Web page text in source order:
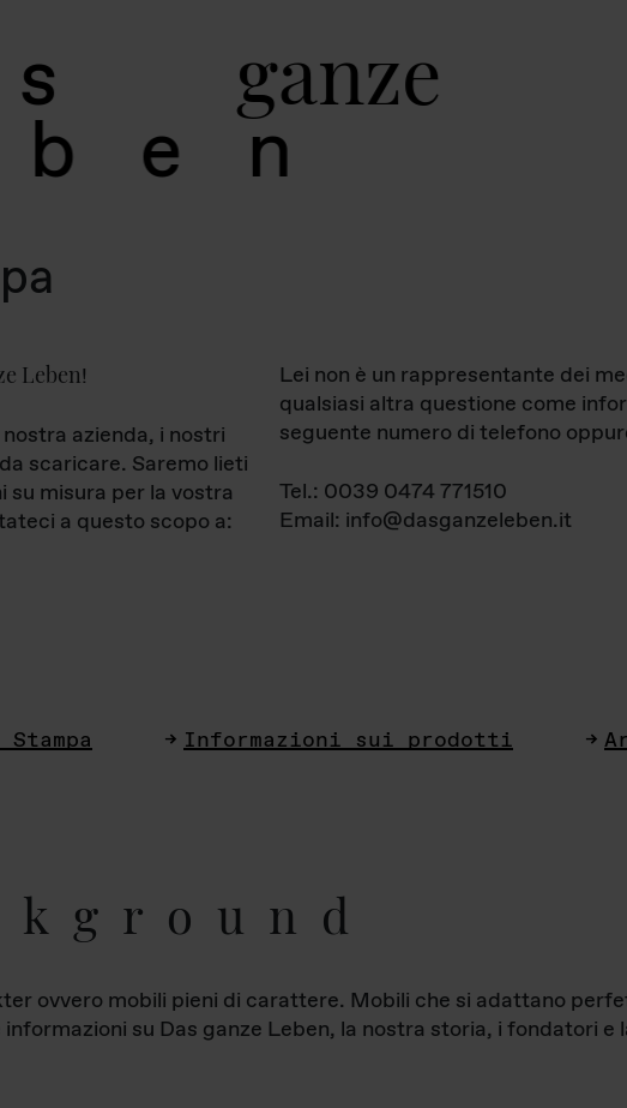
s ganz
b e
Leben!
azienda, i nostri
scaricare. Saremo lieti
misura per la vostra
a questo scopo a:
Lei non è un rappresentante dei
qualsiasi altra questione come
seguente numero di telefono
Tel.: 0039 0474 771510
Email: info@dasganzeleben.it
Informazioni sui prodotti
ovvero mobili pieni di carattere. Mobili che si adattano
su Das ganze Leben, la nostra storia, i fondatori